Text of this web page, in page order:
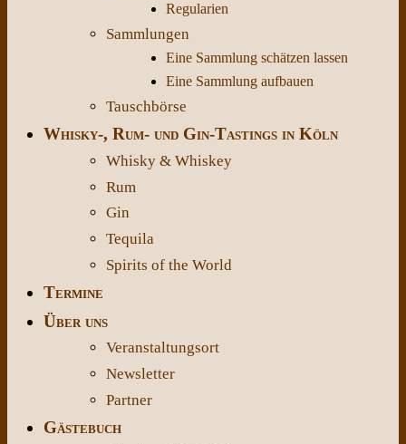
Regularien
Sammlungen
Eine Sammlung schätzen lassen
Eine Sammlung aufbauen
Tauschbörse
Whisky-, Rum- und Gin-Tastings in Köln
Whisky & Whiskey
Rum
Gin
Tequila
Spirits of the World
Termine
Über uns
Veranstaltungsort
Newsletter
Partner
Gästebuch